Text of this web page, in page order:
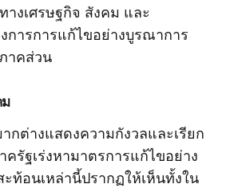
างเศรษฐกิจ สังคม และ
ารการแก้ไขอย่างบูรณาการ
าคส่วน
ม
กต่างแสดงความกังวลและเรียก
รัฐเร่งหามาตรการแก้ไขอย่าง
ะท้อนเหล่านี้ปรากฏให้เห็นทั้งใน